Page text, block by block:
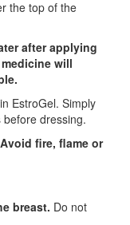
the top of the
after applying
will
EstroGel. Simply
dressing.
fire, flame or
breast. Do not